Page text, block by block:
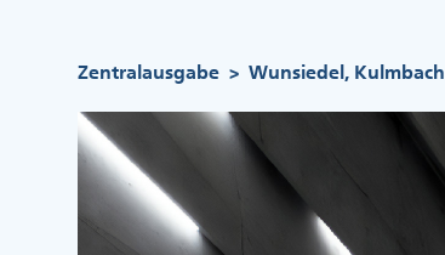
Zentralausgabe > Wunsiedel, Kulmbach